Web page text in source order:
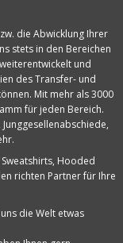
die Abwicklung Ihrer
stets in den Bereichen
und
des Transfer- und
Mit mehr als 3000
für jeden Bereich.
Hooded
richten Partner für Ihre
die Welt etwas